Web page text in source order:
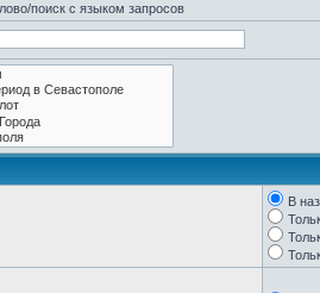
поиск с языком запросов
В